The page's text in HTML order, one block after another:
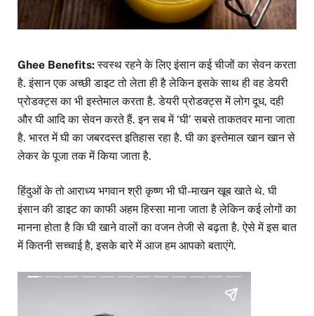
Ghee Benefits:स्वस्थ रहने के लिए इंसान कई चीजों का सेवन करता
है. इंसान एक अच्छी डाइट तो लेता ही है लेकिन इसके साथ ही वह डेयरी
प्रोडक्ट्स का भी इस्तेमाल करता है. डेयरी प्रोडक्ट्स में लोग दूध, दही
और घी आदि का सेवन करते हैं. इन सब में ‘घी’ सबसे ताकतवर माना जाता
है. भारत में घी का जबरदस्त इतिहास रहा है. घी का इस्तेमाल खान खान से
लेकर के पूजा तक में किया जाता है.
हिंदुओं के तो आराध्य भगवान श्री कृष्ण भी घी-माखन खूब खाते थे. घी
इंसान की डाइट का काफी अहम हिस्सा माना जाता है लेकिन कई लोगों का
मानना होता है कि घी खाने वालों का वजन तेजी से बढ़ता है. ऐसे में इस बात
में कितनी सच्चाई है, इसके बारे में आज हम आपको बताएंगे.